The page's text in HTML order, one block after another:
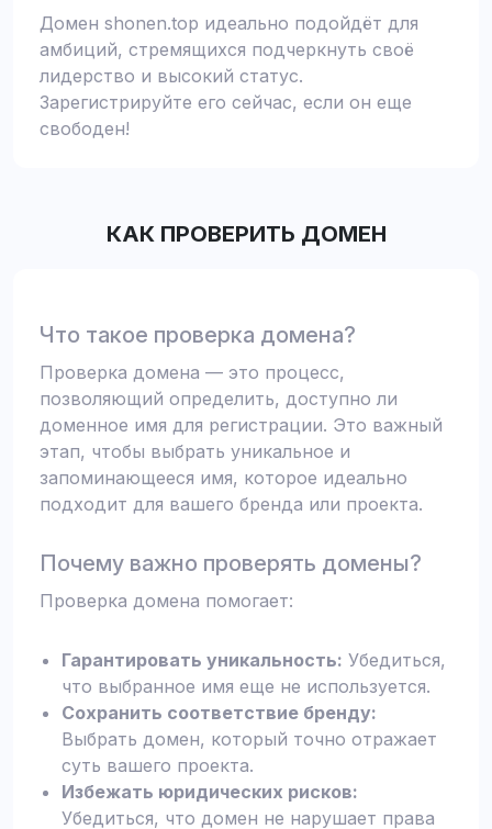
Домен shonen.top идеально подойдёт для
амбиций, стремящихся подчеркнуть своё
лидерство и высокий статус.
Зарегистрируйте его сейчас, если он еще
свободен!
КАК ПРОВЕРИТЬ ДОМЕН
Что такое проверка домена?
Проверка домена — это процесс,
позволяющий определить, доступно ли
доменное имя для регистрации. Это важный
этап, чтобы выбрать уникальное и
запоминающееся имя, которое идеально
подходит для вашего бренда или проекта.
Почему важно проверять домены?
Проверка домена помогает:
Гарантировать уникальность: Убедиться,
что выбранное имя еще не используется.
Сохранить соответствие бренду:
Выбрать домен, который точно отражает
суть вашего проекта.
Избежать юридических рисков:
Убедиться, что домен не нарушает права